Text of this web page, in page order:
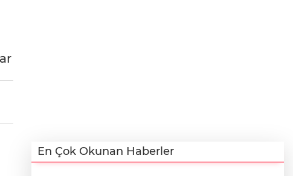
En Çok Okunan Haberler